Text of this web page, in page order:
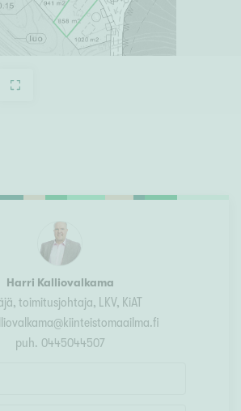
Harri Kalliovalkama
toimitusjohtaja, LKV, KiAT
puh. 0445044507